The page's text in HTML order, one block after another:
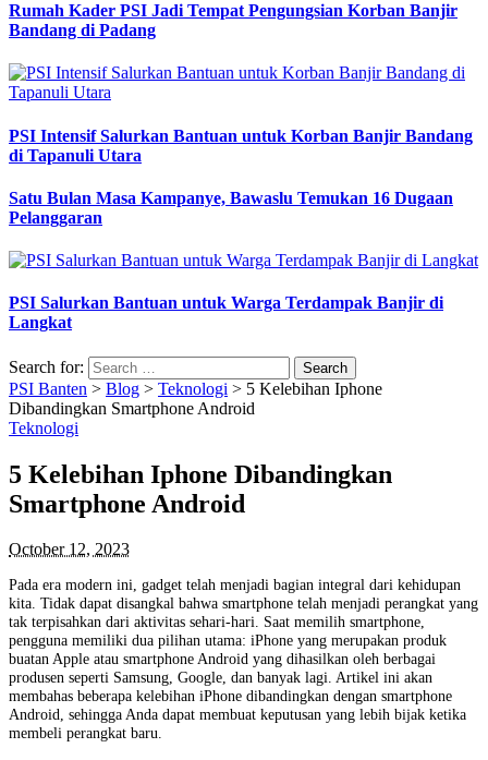
Rumah Kader PSI Jadi Tempat Pengungsian Korban Banjir
Bandang di Padang
PSI Intensif Salurkan Bantuan untuk Korban Banjir Bandang
di Tapanuli Utara
Satu Bulan Masa Kampanye, Bawaslu Temukan 16 Dugaan
Pelanggaran
PSI Salurkan Bantuan untuk Warga Terdampak Banjir di
Langkat
Search for:
PSI Banten > Blog > Teknologi > 5 Kelebihan Iphone
Dibandingkan Smartphone Android
Teknologi
5 Kelebihan Iphone Dibandingkan
Smartphone Android
October 12, 2023
Pada era modern ini, gadget telah menjadi bagian integral dari kehidupan
kita. Tidak dapat disangkal bahwa smartphone telah menjadi perangkat yang
tak terpisahkan dari aktivitas sehari-hari. Saat memilih smartphone,
pengguna memiliki dua pilihan utama: iPhone yang merupakan produk
buatan Apple atau smartphone Android yang dihasilkan oleh berbagai
produsen seperti Samsung, Google, dan banyak lagi. Artikel ini akan
membahas beberapa kelebihan iPhone dibandingkan dengan smartphone
Android, sehingga Anda dapat membuat keputusan yang lebih bijak ketika
membeli perangkat baru.